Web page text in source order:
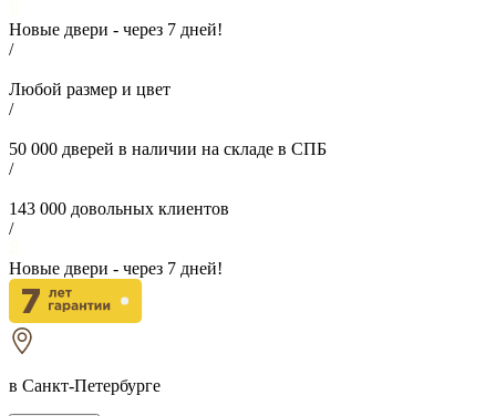
Новые двери - через 7 дней!
/
Любой размер и цвет
/
50 000 дверей в наличии на складе в СПБ
/
143 000 довольных клиентов
/
Новые двери - через 7 дней!
в Санкт-Петербурге